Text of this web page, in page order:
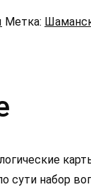
Метка:
сути набор